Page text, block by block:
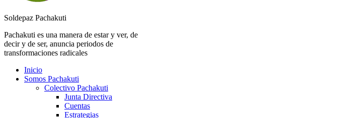
Soldepaz Pachakuti
Pachakuti es una manera de estar y ver, de
decir y de ser, anuncia periodos de
transformaciones radicales
Inicio
Somos Pachakuti
Colectivo Pachakuti
Junta Directiva
Cuentas
Estrategias